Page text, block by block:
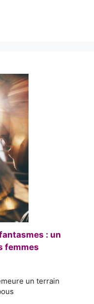
: un
femmes
un terrain